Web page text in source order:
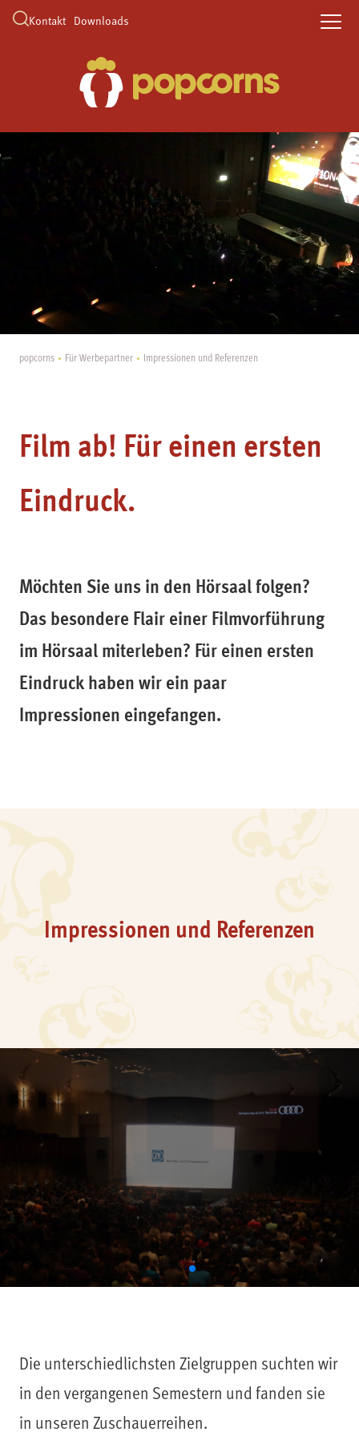
Kontakt Downloads
popcorns Für Werbepartner Impressionen und Referenzen
Film ab! Für einen ersten
Eindruck.
Möchten Sie uns in den Hörsaal folgen?
Das besondere Flair einer Filmvorführung
im Hörsaal miterleben? Für einen ersten
Eindruck haben wir ein paar
Impressionen eingefangen.
Impressionen und Referenzen
Die unterschiedlichsten Zielgruppen suchten wir
in den vergangenen Semestern und fanden sie
in unseren Zuschauerreihen.